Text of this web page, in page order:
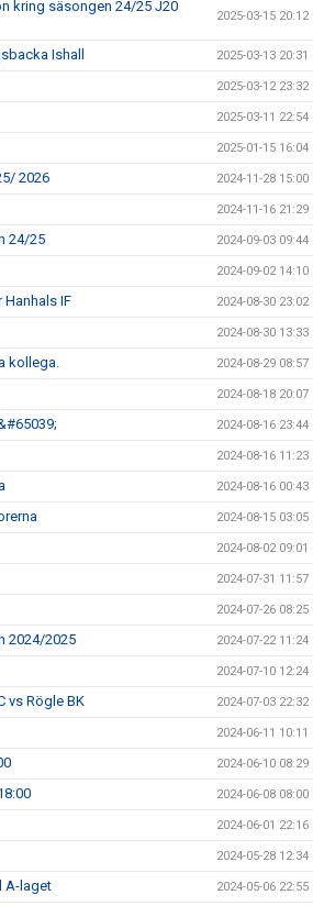
kring säsongen 24/25 J20
2025-03-15 20:12
Ishall 2025-03-13 20:31
2025-03-12 23:32
2025-03-11 22:54
2025-01-15 16:04
2026 2024-11-28 15:00
2024-11-16 21:29
24/25 2024-09-03 09:44
2024-09-02 14:10
IF 2024-08-30 23:02
2024-08-30 13:33
kollega. 2024-08-29 08:57
2024-08-18 20:07
2024-08-16 23:44
2024-08-16 11:23
2024-08-16 00:43
2024-08-15 03:05
2024-08-02 09:01
2024-07-31 11:57
2024-07-26 08:25
2024/2025 2024-07-22 11:24
2024-07-10 12:24
vs Rögle BK 2024-07-03 22:32
2024-06-11 10:11
2024-06-10 08:29
2024-06-08 08:00
2024-06-01 22:16
2024-05-28 12:34
A-laget 2024-05-06 22:55